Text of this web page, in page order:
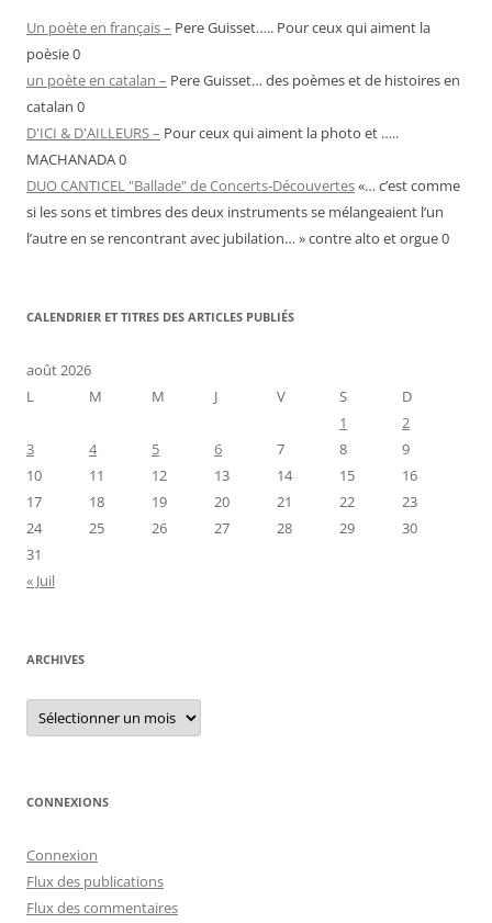
Un poète en français – Pere Guisset….. Pour ceux qui aiment la
poèsie 0
un poète en catalan – Pere Guisset… des poèmes et de histoires en
catalan 0
D'ICI & D'AILLEURS – Pour ceux qui aiment la photo et …..
MACHANADA 0
DUO CANTICEL "Ballade" de Concerts-Découvertes«… c’est comme
si les sons et timbres des deux instruments se mélangeaient l’un
l’autre en se rencontrant avec jubilation… » contre alto et orgue 0
CALENDRIER ET TITRES DES ARTICLES PUBLIÉS
août 2026
L
M M J V S
D
1
2
3
4 5 6 7 8
9
10
11 12 13 14 15
16
17
18 19 20 21 22
23
24
25 26 27 28 29
30
31
« Juil
ARCHIVES
Archives
CONNEXIONS
Connexion
Flux des publications
Flux des commentaires